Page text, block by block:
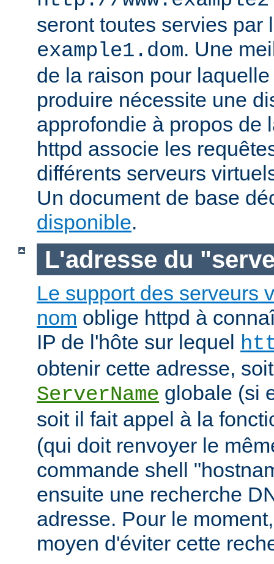
seront toutes servies par
example1.dom. Une
de la raison pour
produire nécessite une
approfondie à propos de
httpd associe les
différents serveurs
Un document de base
disponible.
L'adresse du
Le support des serveurs
nom oblige httpd à
IP de l'hôte sur lequel
obtenir cette adresse,
ServerName globale (si
soit il fait appel à la
(qui doit renvoyer le
commande shell
ensuite une recherche
adresse. Pour le
moyen d'éviter cette